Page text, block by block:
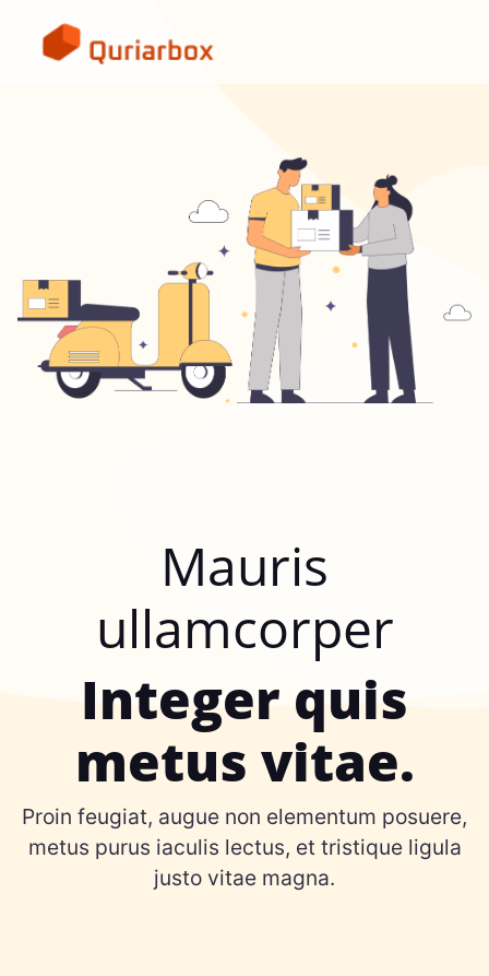
Mauris
ullamcorper
Integer quis
metus vitae.
Proin feugiat, augue non elementum posuere,
metus purus iaculis lectus, et tristique ligula
justo vitae magna.